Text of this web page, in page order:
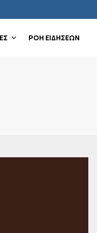
ΡΟΗ ΕΙΔΗΣΕΩΝ